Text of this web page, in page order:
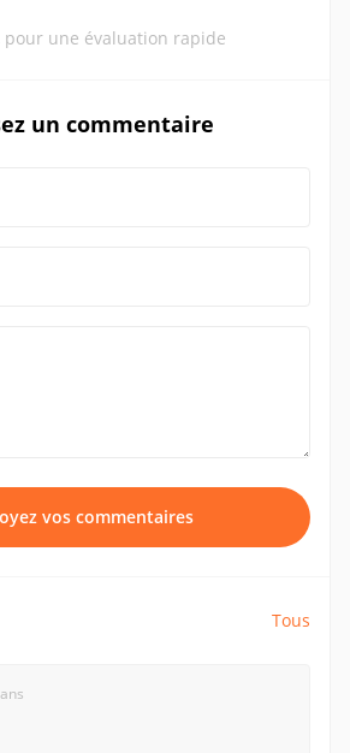
pour une évaluation rapide
un commentaire
vos commentaires
Tous